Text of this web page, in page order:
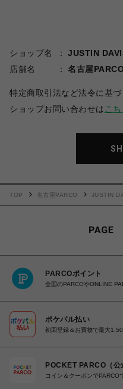
ショップ名
JUSTIN
店舗名
名古屋
特定商取引法など法令に基づ
ショップお問い合わせは こち
TOP 名古屋PARCO JUSTIN
PARCOポイント
全国のPARCOやONLINE
ポケパル払い
初回登録＆お買物で最大
POCKET PARCO（公
コイン＆クーポンでPARCO